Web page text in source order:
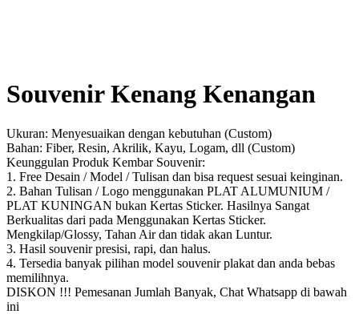
Souvenir Kenang Kenangan
Ukuran: Menyesuaikan dengan kebutuhan (Custom)
Bahan: Fiber, Resin, Akrilik, Kayu, Logam, dll (Custom)
Keunggulan Produk Kembar Souvenir:
1. Free Desain / Model / Tulisan dan bisa request sesuai keinginan.
2. Bahan Tulisan / Logo menggunakan PLAT ALUMUNIUM /
PLAT KUNINGAN bukan Kertas Sticker. Hasilnya Sangat
Berkualitas dari pada Menggunakan Kertas Sticker.
Mengkilap/Glossy, Tahan Air dan tidak akan Luntur.
3. Hasil souvenir presisi, rapi, dan halus.
4. Tersedia banyak pilihan model souvenir plakat dan anda bebas
memilihnya.
DISKON !!! Pemesanan Jumlah Banyak, Chat Whatsapp di bawah
ini